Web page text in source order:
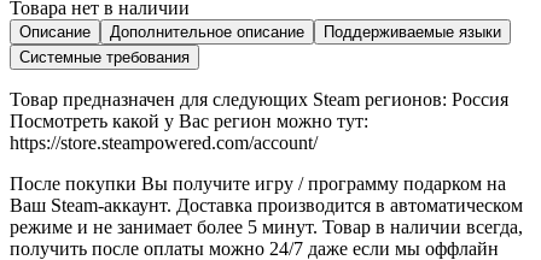
Товара нет в наличии
Описание Дополнительное описание
Поддерживаемые языки
Системные требования
Товар предназначен для следующих Steam регионов: Россия
Посмотреть какой у Вас регион можно тут:
https://store.steampowered.com/account/
После покупки Вы получите игру / программу подарком на
Ваш Steam-аккаунт. Доставка производится в автоматическом
режиме и не занимает более 5 минут. Товар в наличии всегда,
получить после оплаты можно 24/7 даже если мы оффлайн